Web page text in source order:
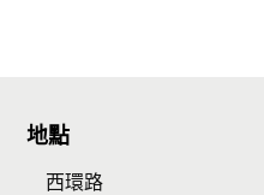
地點
西環路